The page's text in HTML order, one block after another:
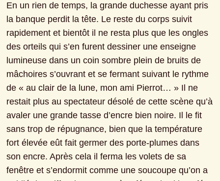
En un rien de temps, la grande duchesse ayant pris
la banque perdit la tête. Le reste du corps suivit
rapidement et bientôt il ne resta plus que les ongles
des orteils qui s’en furent dessiner une enseigne
lumineuse dans un coin sombre plein de bruits de
mâchoires s’ouvrant et se fermant suivant le rythme
de « au clair de la lune, mon ami Pierrot… » Il ne
restait plus au spectateur désolé de cette scène qu’à
avaler une grande tasse d’encre bien noire. Il le fit
sans trop de répugnance, bien que la température
fort élevée eût fait germer des porte-plumes dans
son encre. Après cela il ferma les volets de sa
fenêtre et s’endormit comme une soucoupe qu’on a